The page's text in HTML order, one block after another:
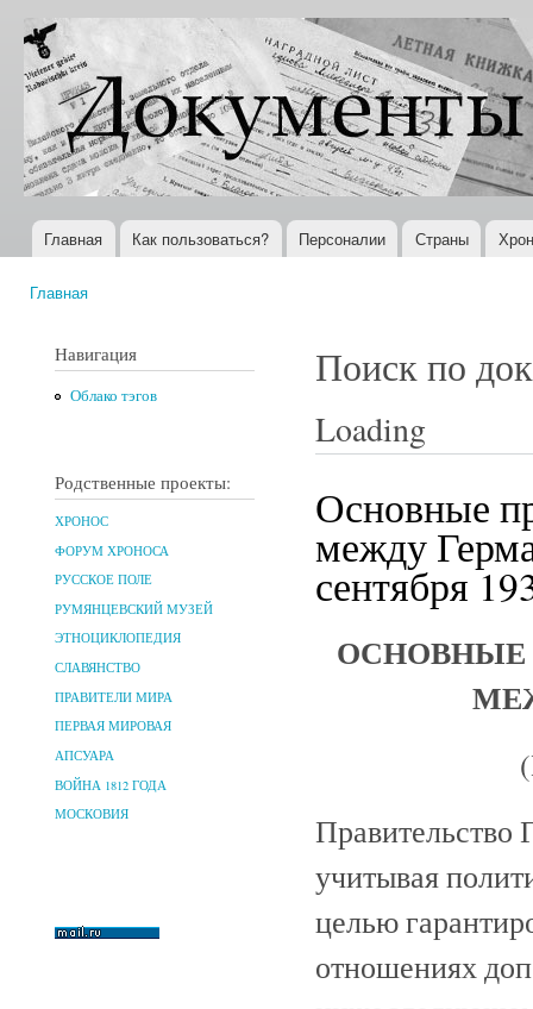
Документы
XX века
Всемирная
история в
Интернете
Главное меню
Главная Как пользоваться? Персоналии Страны
Главная
Навигация
Облако тэгов
Родственные проекты:
ХРОНОС
ФОРУМ ХРОНОСА
РУССКОЕ ПОЛЕ
РУМЯНЦЕВСКИЙ МУЗЕЙ
ЭТНОЦИКЛОПЕДИЯ
СЛАВЯНСТВО
ПРАВИТЕЛИ МИРА
ПЕРВАЯ МИРОВАЯ
АПСУАРА
ВОЙНА 1812 ГОДА
МОСКОВИЯ
Поиск по
Loading
Основные
между
сентября
ОСНОВНЫЕ
Правительство
учитывая
целью
отношениях